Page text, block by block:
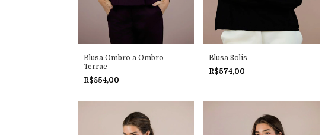
Blusa Ombro a Ombro
Terrae
R$854,00
Blusa Solis
R$574,00